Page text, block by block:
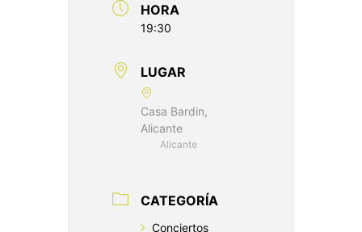
HORA
19:30
LUGAR
Casa Bardin,
Alicante
Alicante
CATEGORÍA
Conciertos